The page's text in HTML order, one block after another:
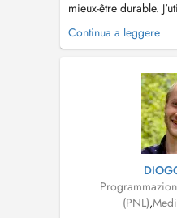
mieux-être durable.
de l'EFT et de la PNL
l'approche la mieux
émotionnelles,
existentiel ou que
Continua a leggere
(PNL),